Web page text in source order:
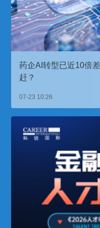
药企AI转型已近10倍
赶？
07-23 10:26